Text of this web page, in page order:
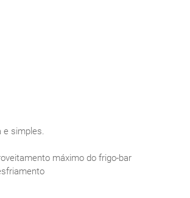
e simples.
máximo do frigo-bar